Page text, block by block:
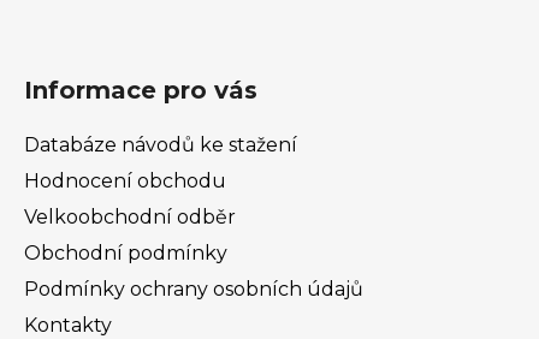
Informace pro vás
Databáze návodů ke stažení
Hodnocení obchodu
Velkoobchodní odběr
Obchodní podmínky
Podmínky ochrany osobních údajů
Kontakty